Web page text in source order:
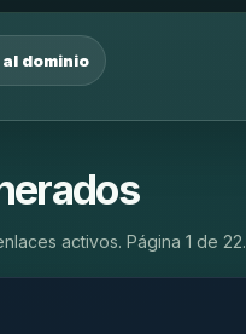
dominio
activos. Página 1 de 22.